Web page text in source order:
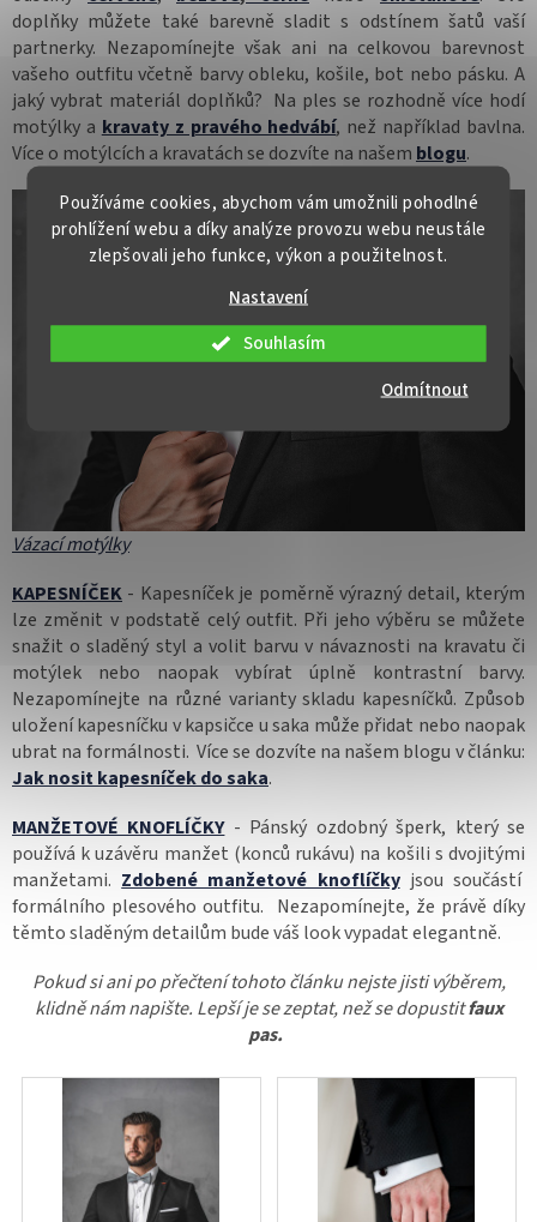
Používáme cookies, abychom vám umožnili pohodlné
prohlížení webu a díky analýze provozu webu neustále
zlepšovali jeho funkce, výkon a použitelnost.
Nastavení
Odmítnout
Souhlasím
doplňky můžete také barevně sladit s odstínem šatů vaší
partnerky. Nezapomínejte však ani na celkovou barevnost
vašeho outfitu včetně barvy obleku, košile, bot nebo pásku. A
jaký vybrat materiál doplňků? Na ples se rozhodně více hodí
motýlky a kravaty z pravého hedvábí, než například bavlna.
Více o motýlcích a kravatách se dozvíte na našem blogu.
Vázací motýlky
KAPESNÍČEK - Kapesníčekje poměrně výrazný detail, kterým
lze změnit v podstatě celý outfit. Při jeho výběru se můžete
snažit o sladěný styl a volit barvu v návaznosti na kravatu či
motýlek nebo naopak vybírat úplně kontrastní barvy.
Nezapomínejte na různé varianty skladu kapesníčků. Způsob
uložení kapesníčku v kapsičce u saka může přidat nebo naopak
ubrat na formálnosti. Více se dozvíte na našem blogu v článku:
Jak nosit kapesníček do saka.
MANŽETOVÉ KNOFLÍČKY- Pánský ozdobný šperk, který se
používá k uzávěru manžet (konců rukávu) na košili s dvojitými
manžetami. Zdobené manžetové knoflíčkyjsou součástí
formálního plesového outfitu. Nezapomínejte, že právě díky
těmto sladěným detailům bude váš look vypadat elegantně.
Pokud si ani po přečtení tohoto článku nejste jisti výběrem,
klidně nám napište. Lepší je se zeptat, než se dopustitfaux
pas.